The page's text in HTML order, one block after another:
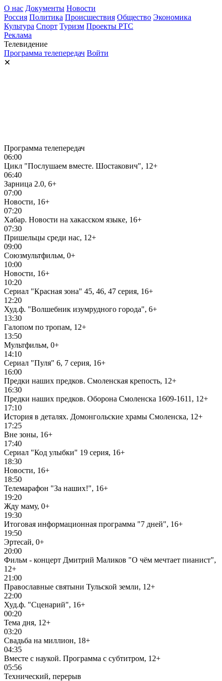
О нас Документы Новости
Россия Политика Происшествия Общество Экономика
Культура Спорт Туризм Проекты РТС
Реклама
Телевидение
Программа телепередач Войти
✕
Программа телепередач
06:00
Цикл "Послушаем вместе. Шостакович", 12+
06:40
Зарница 2.0, 6+
07:00
Новости, 16+
07:20
Хабар. Новости на хакасском языке, 16+
07:30
Пришельцы среди нас, 12+
09:00
Союзмультфильм, 0+
10:00
Новости, 16+
10:20
Сериал "Красная зона" 45, 46, 47 серия, 16+
12:20
Худ.ф. "Волшебник изумрудного города", 6+
13:30
Галопом по тропам, 12+
13:50
Мультфильм, 0+
14:10
Сериал "Пуля" 6, 7 серия, 16+
16:00
Предки наших предков. Смоленская крепость, 12+
16:30
Предки наших предков. Оборона Смоленска 1609-1611, 12+
17:10
История в деталях. Домонгольские храмы Смоленска, 12+
17:25
Вне зоны, 16+
17:40
Сериал "Код улыбки" 19 серия, 16+
18:30
Новости, 16+
18:50
Телемарафон "За наших!", 16+
19:20
Жду маму, 0+
19:30
Итоговая информационная программа "7 дней", 16+
19:50
Эртесай, 0+
20:00
Фильм - концерт Дмитрий Маликов "О чём мечтает пианист",
12+
21:00
Православные святыни Тульской земли, 12+
22:00
Худ.ф. "Сценарий", 16+
00:20
Тема дня, 12+
03:20
Свадьба на миллион, 18+
04:35
Вместе с наукой. Программа с субтитром, 12+
05:56
Технический, перерыв